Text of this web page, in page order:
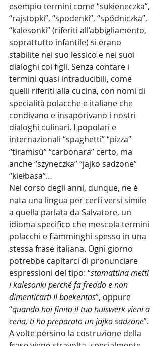
esempio termini come “sukieneczka”,
“rajstopki”, “spodenki”, “spódniczka”,
“kalesonki” (riferiti all’abbigliamento,
soprattutto infantile) si erano
stabilite nel suo lessico e nei suoi
dialoghi coi figli. Senza contare i
termini quasi intraducibili, come
quelli riferiti alla cucina, con nomi di
specialità polacche e italiane che
condivano e insaporivano i nostri
dialoghi culinari. I popolari e
internazionali “spaghetti” “pizza”
“tiramisù” “carbonara” certo, ma
anche “szyneczka” “jajko sadzone”
“kiełbasa”…
Nel corso degli anni, dunque, ne è
nata una lingua per certi versi simile
a quella parlata da Salvatore, un
idioma specifico che mescola termini
polacchi e fiamminghi spesso in una
stessa frase italiana. Ogni giorno
potrebbe capitarci di pronunciare
espressioni del tipo: “stamattina metti
i kalesonki perché fa freddo e non
dimenticarti il boekentas”, oppure
“quando hai finito il tuo huiswerk vieni a
cena, ti ho preparato un jajko sadzone”.
A volte persino la costruzione della